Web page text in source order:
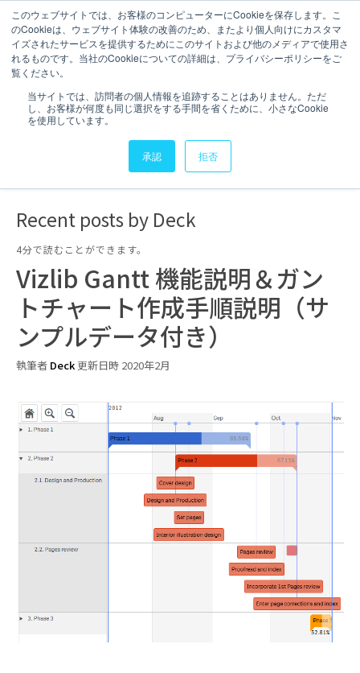
このウェブサイトでは、お客様のコンピューターにCookieを保存します。こ
のCookieは、ウェブサイト体験の改善のため、またより個人向けにカスタマ
イズされたサービスを提供するためにこのサイトおよび他のメディアで使用さ
れるものです。当社のCookieについての詳細は、プライバシーポリシーをご
覧ください。
当サイトでは、訪問者の個人情報を追跡することはありません。ただ
し、お客様が何度も同じ選択をする手間を省くために、小さなCookie
を使用しています。
承認 拒否
お問い合わせ
BIスペシャリスト
Recent posts by Deck
4分で読むことができます。
Vizlib Gantt 機能説明＆ガン
トチャート作成手順説明（サ
ンプルデータ付き）
執筆者 Deck更新日時 2020年2月